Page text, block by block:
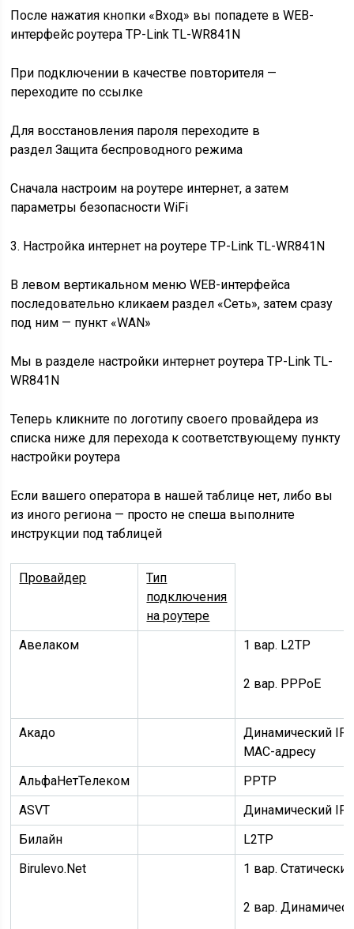
После нажатия кнопки «Вход» вы попадете в WEB-
интерфейс роутера TP-Link TL-WR841N
При подключении в качестве повторителя —
переходите поссылке
Для восстановления пароля переходите в
разделЗащита беспроводного режима
Сначала настроим на роутере интернет, а затем
параметры безопасности WiFi
3. Настройка интернет на роутере TP-Link TL-WR841N
В левом вертикальном меню WEB-интерфейса
последовательно кликаем раздел «Сеть», затем сразу
под ним — пункт «WAN»
Мы в разделе настройки интернет роутера TP-Link TL-
WR841N
Теперь кликните по логотипу своего провайдера из
списка ниже для перехода к соответствующему пункту
настройки роутера
Если вашего оператора в нашей таблице нет, либо вы
из иного региона — просто не спеша выполните
инструкции под таблицей
Провайдер
Тип
подключения
на роутере
Авелаком
1 вар. L2TP
2 вар. PPPoE
Акадо Динамический IP
MAC-адресу
АльфаНетТелеком
PPTP
ASVT
Динамический IP
Билайн
L2TP
Birulevo.Net
1 вар.
2 вар.